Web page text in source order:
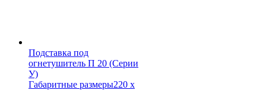
Подставка под
огнетушитель П 20 (Серии
У)
Габаритные размеры220 х